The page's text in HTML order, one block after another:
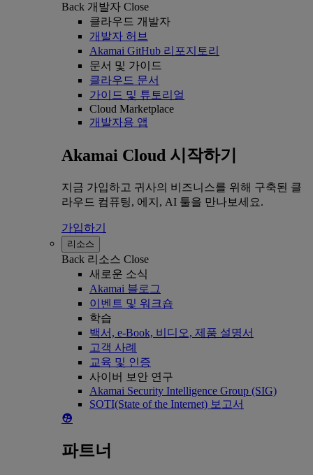
Back 개발자 Close
클라우드 개발자
개발자 허브
Akamai GitHub 리포지토리
문서 및 가이드
클라우드 문서
가이드 및 튜토리얼
Cloud Marketplace
개발자용 앱
Akamai Cloud 시작하기
지금 가입하고 귀사의 비즈니스를 위해 구축된 클
라우드 컴퓨팅, 에지, AI 툴을 만나보세요.
가입하기
리소스
Back 리소스 Close
새로운 소식
Akamai 블로그
이벤트 및 워크숍
학습
백서, e-Book, 비디오, 제품 설명서
고객 사례
교육 및 인증
사이버 보안 연구
Akamai Security Intelligence Group (SIG)
SOTI(State of the Internet) 보고서
파트너